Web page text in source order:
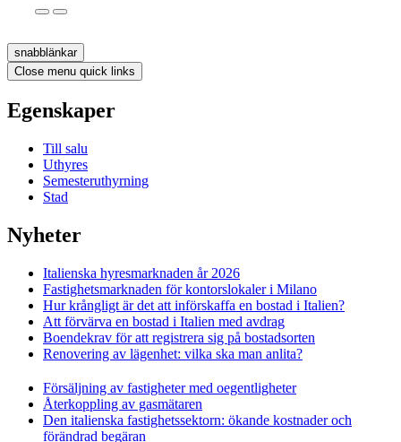
snabblänkar
Close menu quick links
Egenskaper
Till salu
Uthyres
Semesteruthyrning
Stad
Nyheter
Italienska hyresmarknaden år 2026
Fastighetsmarknaden för kontorslokaler i Milano
Hur krångligt är det att införskaffa en bostad i Italien?
Att förvärva en bostad i Italien med avdrag
Boendekrav för att registrera sig på bostadsorten
Renovering av lägenhet: vilka ska man anlita?
Försäljning av fastigheter med oegentligheter
Återkoppling av gasmätaren
Den italienska fastighetssektorn: ökande kostnader och
förändrad begäran